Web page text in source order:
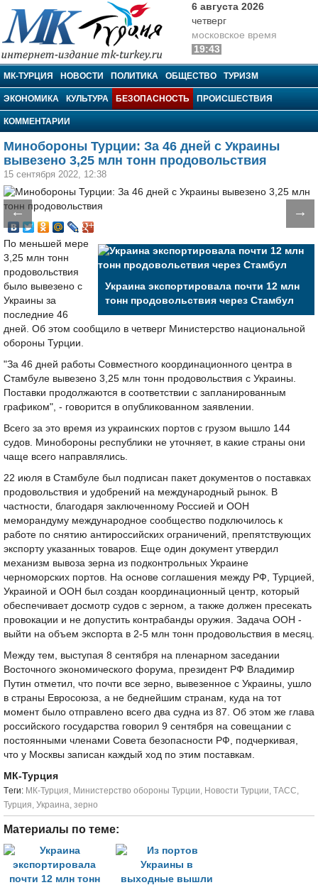
МК-Турция
6 августа 2026
четверг
московское время
19:43
МК-ТУРЦИЯ НОВОСТИ ПОЛИТИКА ОБЩЕСТВО ТУРИЗМ
ЭКОНОМИКА КУЛЬТУРА БЕЗОПАСНОСТЬ ПРОИСШЕСТВИЯ
КОММЕНТАРИИ
Минобороны Турции: За 46 дней с Украины
вывезено 3,25 млн тонн продовольствия
15 сентября 2022, 12:38
← →
Украина экспортировала почти 12 млн
тонн продовольствия через Стамбул
По меньшей мере
3,25 млн тонн
продовольствия
было вывезено с
Украины за
последние 46
дней. Об этом сообщило в четверг Министерство национальной
обороны Турции.
"За 46 дней работы Совместного координационного центра в
Стамбуле вывезено 3,25 млн тонн продовольствия с Украины.
Поставки продолжаются в соответствии с запланированным
графиком", - говорится в опубликованном заявлении.
Всего за это время из украинских портов с грузом вышло 144
судов. Минобороны республики не уточняет, в какие страны они
чаще всего направлялись.
22 июля в Стамбуле был подписан пакет документов о поставках
продовольствия и удобрений на международный рынок. В
частности, благодаря заключенному Россией и ООН
меморандуму международное сообщество подключилось к
работе по снятию антироссийских ограничений, препятствующих
экспорту указанных товаров. Еще один документ утвердил
механизм вывоза зерна из подконтрольных Украине
черноморских портов. На основе соглашения между РФ, Турцией,
Украиной и ООН был создан координационный центр, который
обеспечивает досмотр судов с зерном, а также должен пресекать
провокации и не допустить контрабанды оружия. Задача ООН -
выйти на объем экспорта в 2-5 млн тонн продовольствия в месяц.
Между тем, выступая 8 сентября на пленарном заседании
Восточного экономического форума, президент РФ Владимир
Путин отметил, что почти все зерно, вывезенное с Украины, ушло
в страны Евросоюза, а не беднейшим странам, куда на тот
момент было отправлено всего два судна из 87. Об этом же глава
российского государства говорил 9 сентября на совещании с
постоянными членами Совета безопасности РФ, подчеркивая,
что у Москвы записан каждый ход по этим поставкам.
МК-Турция
Tеги: МК-Турция, Министерство обороны Турции, Новости Турции, ТАСС,
Турция, Украина, зерно
Материалы по теме: